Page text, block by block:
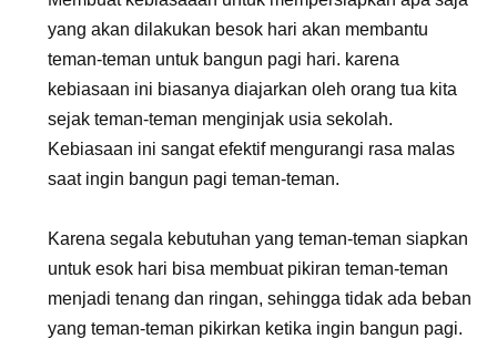
yang akan dilakukan besok hari akan membantu
teman-teman untuk bangun pagi hari. karena
kebiasaan ini biasanya diajarkan oleh orang tua kita
sejak teman-teman menginjak usia sekolah.
Kebiasaan ini sangat efektif mengurangi rasa malas
saat ingin bangun pagi teman-teman.
Karena segala kebutuhan yang teman-teman siapkan
untuk esok hari bisa membuat pikiran teman-teman
menjadi tenang dan ringan, sehingga tidak ada beban
yang teman-teman pikirkan ketika ingin bangun pagi.